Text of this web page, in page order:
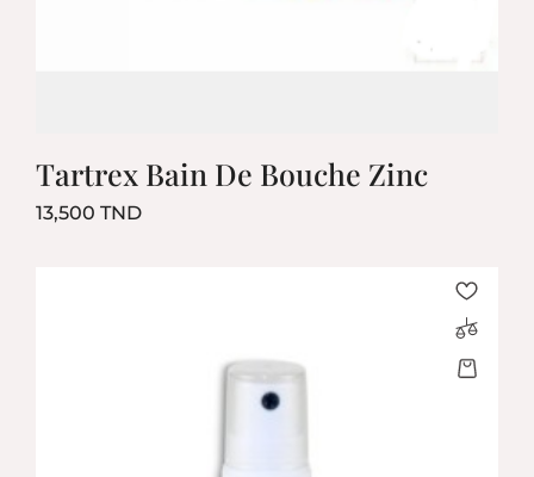
Tartrex Bain De Bouche Zinc
13,500 TNDPrix